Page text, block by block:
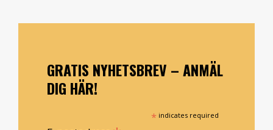
GRATIS NYHETSBREV – ANMÄL
DIG HÄR!
* indicates required